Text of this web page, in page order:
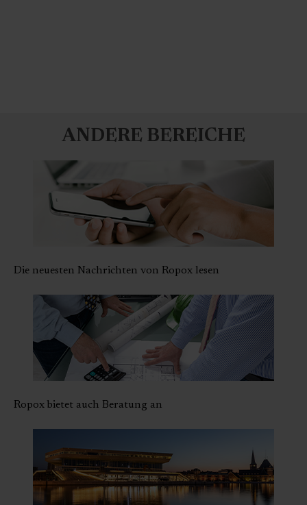
ANDERE BEREICHE
Die neuesten Nachrichten von Ropox lesen
Ropox bietet auch Beratung an